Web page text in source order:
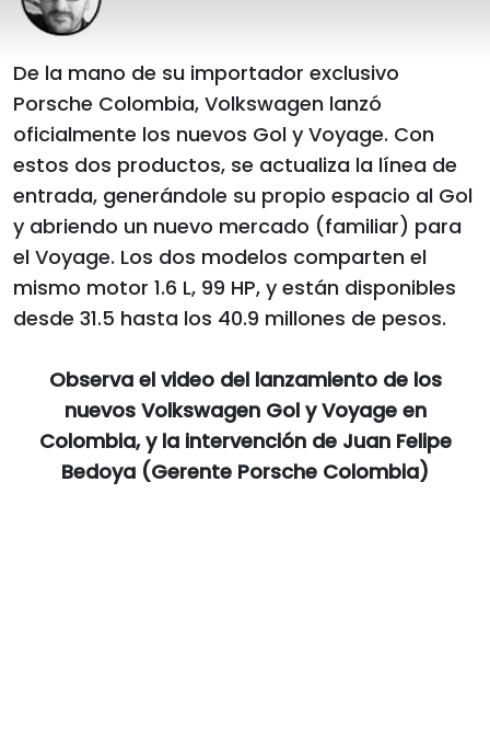
De la mano de su importador exclusivo
Porsche Colombia, Volkswagen lanzó
oficialmente los nuevos Gol y Voyage. Con
estos dos productos, se actualiza la línea de
entrada, generándole su propio espacio al Gol
y abriendo un nuevo mercado (familiar) para
el Voyage. Los dos modelos comparten el
mismo motor 1.6 L, 99 HP, y están disponibles
desde 31.5 hasta los 40.9 millones de pesos.
Observa el video del lanzamiento de los
nuevos Volkswagen Gol y Voyage en
Colombia, y la intervención de Juan Felipe
Bedoya (Gerente Porsche Colombia)